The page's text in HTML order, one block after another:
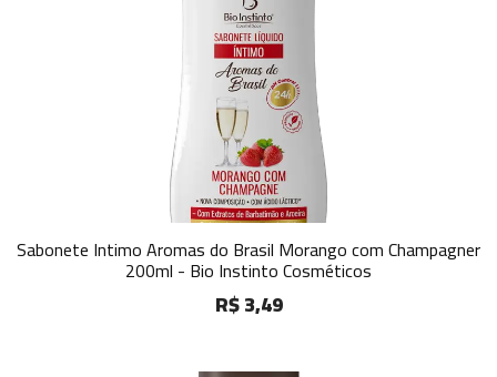
Sabonete Intimo Aromas do Brasil Morango com Champagner
200ml - Bio Instinto Cosméticos
R$ 3,49